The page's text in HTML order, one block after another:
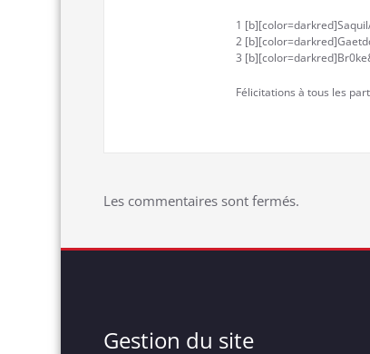
1
2
3
Félicitations à tous les
Les commentaires sont fermés.
Gestion du site